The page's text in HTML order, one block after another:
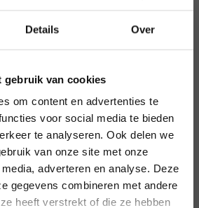
Details Over
gebruik van cookies
om content en advertenties te
voor social media te bieden
te analyseren. Ook delen we
van onze site met onze
adverteren en analyse. Deze
gegevens combineren met andere
heeft verstrekt of die ze hebben
Böhme
×
7 augustus zijn wij gesloten.
juli 12.00 uur? Dan
nog volgens planning. Bestel